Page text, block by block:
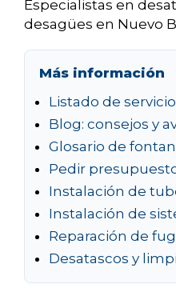
Especialistas en
desagües en Nuevo
Más información
Listado de
Blog: consejos y
Glosario de
Pedir
Instalación de
Instalación de
Reparación de
Desatascos y